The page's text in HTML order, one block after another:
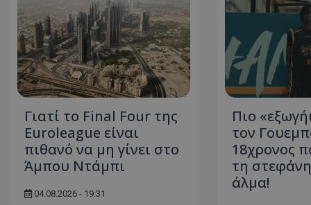
Γιατί το Final Four της
Euroleague είναι
πιθανό να μη γίνει στο
Άμπου Ντάμπι
04.08.2026 - 19:31
Πιο
τον
18χρονος
τη
άλμα!